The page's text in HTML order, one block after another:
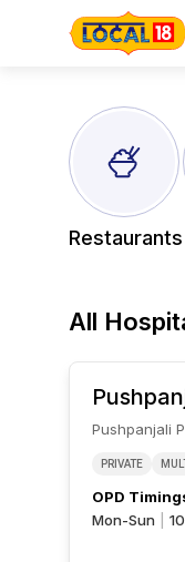
Restaurants
All
Pushpanjali
PRIVATE
OPD
Mon-Sun